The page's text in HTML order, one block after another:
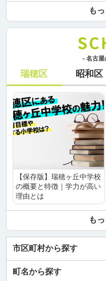
も
- 名古屋
瑞穂区 昭和区
【保存版】瑞穂ヶ丘中学校
の概要と特徴｜学力が高い
理由とは
も
市区町村から探す
町名から探す